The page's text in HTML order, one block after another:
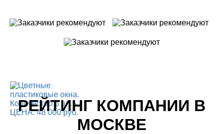
РЕЙТИНГ КОМПАНИИ В
МОСКВЕ